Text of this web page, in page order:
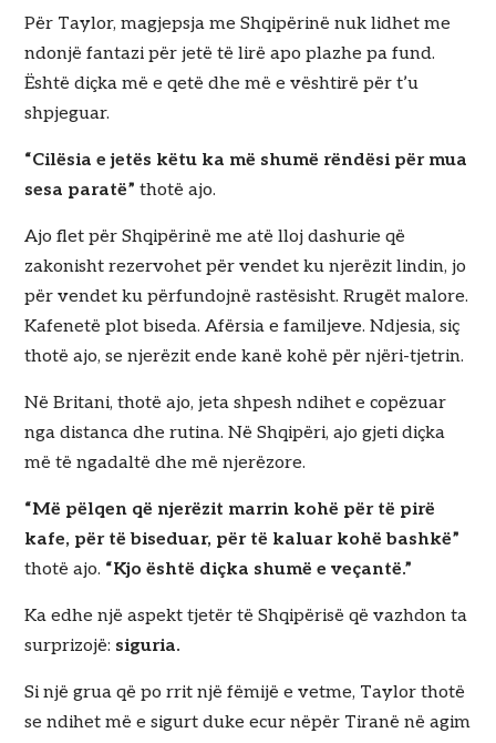
Për Taylor, magjepsja me Shqipërinë nuk lidhet me
ndonjë fantazi për jetë të lirë apo plazhe pa fund.
Është diçka më e qetë dhe më e vështirë për t’u
shpjeguar.
“Cilësia e jetës këtu ka më shumë rëndësi për mua
sesa paratë” thotë ajo.
Ajo flet për Shqipërinë me atë lloj dashurie që
zakonisht rezervohet për vendet ku njerëzit lindin, jo
për vendet ku përfundojnë rastësisht. Rrugët malore.
Kafenetë plot biseda. Afërsia e familjeve. Ndjesia, siç
thotë ajo, se njerëzit ende kanë kohë për njëri-tjetrin.
Në Britani, thotë ajo, jeta shpesh ndihet e copëzuar
nga distanca dhe rutina. Në Shqipëri, ajo gjeti diçka
më të ngadaltë dhe më njerëzore.
“Më pëlqen që njerëzit marrin kohë për të pirë
kafe, për të biseduar, për të kaluar kohë bashkë”
thotë ajo. “Kjo është diçka shumë e veçantë.”
Ka edhe një aspekt tjetër të Shqipërisë që vazhdon ta
surprizojë: siguria.
Si një grua që po rrit një fëmijë e vetme, Taylor thotë
se ndihet më e sigurt duke ecur nëpër Tiranë në agim